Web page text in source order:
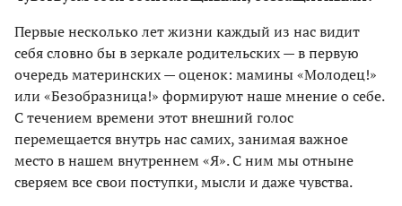
Первые несколько лет жизни каждый из нас видит
себя словно бы в зеркале родительских — в первую
очередь материнских — оценок: мамины «Молодец!»
или «Безобразница!» формируют наше мнение о себе.
С течением времени этот внешний голос
перемещается внутрь нас самих, занимая важное
место в нашем внутреннем «Я». С ним мы отныне
сверяем все свои поступки, мысли и даже чувства.